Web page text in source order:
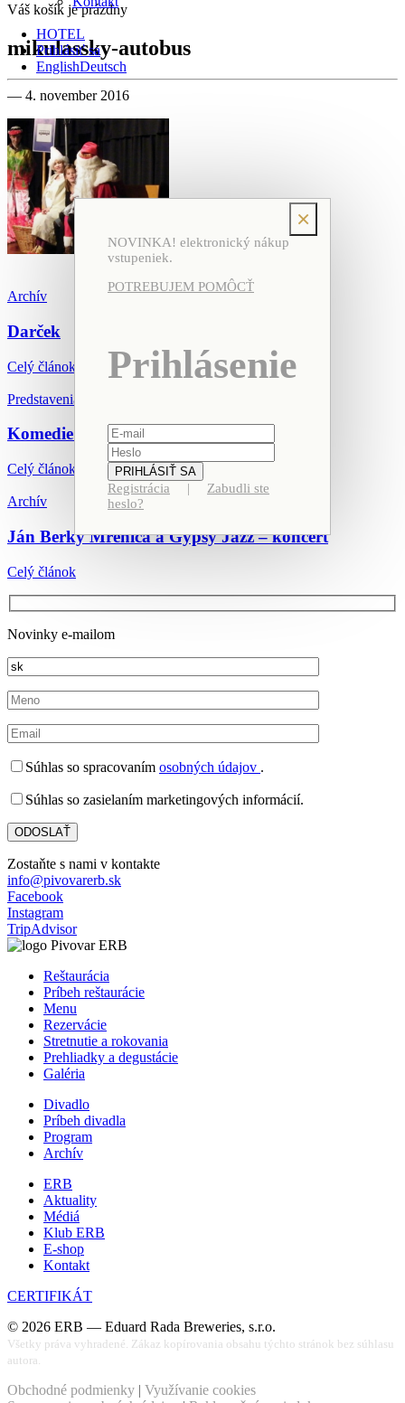
HOTEL
Prihlásiť sa
EnglishDeutsch
Váš košík je prázdny
mikulassky-autobus
— 4. november 2016
Archív
Darček
Celý článok
Predstavenia
Komedie o komikovi
Celý článok
Archív
Ján Berky Mrenica a Gypsy Jazz – koncert
Celý článok
Novinky e-mailom
Súhlas so spracovaním osobných údajov .
Súhlas so zasielaním marketingových informácií.
Zostaňte s nami v kontakte
info@pivovarerb.sk
Facebook
Instagram
TripAdvisor
Reštaurácia
Príbeh reštaurácie
Menu
Rezervácie
Stretnutie a rokovania
Prehliadky a degustácie
Galéria
Divadlo
Príbeh divadla
Program
Archív
ERB
Aktuality
Médiá
Klub ERB
E-shop
Kontakt
CERTIFIKÁT
© 2026 ERB — Eduard Rada Breweries, s.r.o.
Všetky práva vyhradené. Zákaz kopírovania obsahu týchto stránok bez súhlasu
autora.
Obchodné podmienky | Využívanie cookies
×
NOVINKA! elektronický nákup
vstupeniek.
POTREBUJEM POMÔCŤ
Prihlásenie
Registrácia | Zabudli ste
heslo?